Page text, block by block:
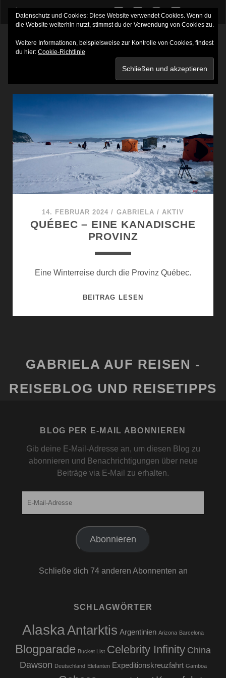
twitterfacebookinstagram
youtube
14. FEBRUAR 2024 / GABRIELA /AKTIV
QUÉBEC – EINE KANADISCHE
PROVINZ
Eine Winterreise durch die Provinz Québec.
BEITRAG LESENQUÉBEC
GABRIELA AUF REISEN -
REISEBLOG UND REISETIPPS
BLOG PER E-MAIL ABONNIEREN
Gib deine E-Mail-Adresse an, um diesen Blog zu
abonnieren und Benachrichtigungen über neue
Beiträge via E-Mail zu erhalten.
Abonnieren
Schließe dich 74 anderen Abonnenten an
SCHLAGWÖRTER
AlaskaAntarktis Argentinien Arizona Barcelona
Blogparade Bucket List Celebrity Infinity China
Dawson Deutschland Elefanten Expeditionskreuzfahrt Gamboa
Datenschutz und Cookies: Diese Website verwendet Cookies. Wenn du
die Website weiterhin nutzt, stimmst du der Verwendung von Cookies zu.
Weitere Informationen, beispielsweise zur Kontrolle von Cookies, findest
du hier: Cookie-Richtlinie